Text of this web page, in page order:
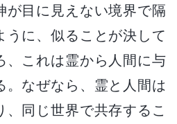
が目に見えない境界で隔
うに、似ることが決して
、これは霊から人間に与
。なぜなら、霊と人間は
同じ世界で共存するこ